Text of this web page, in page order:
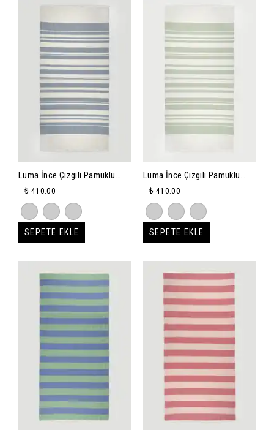
Luma İnce Çizgili Pamuklu
Peştemal 80X165 - lacivert
₺ 410.00
SEPETE EKLE
Luma İnce Çizgili Pamuklu
Peştemal 80X165 - yeşil
₺ 410.00
SEPETE EKLE